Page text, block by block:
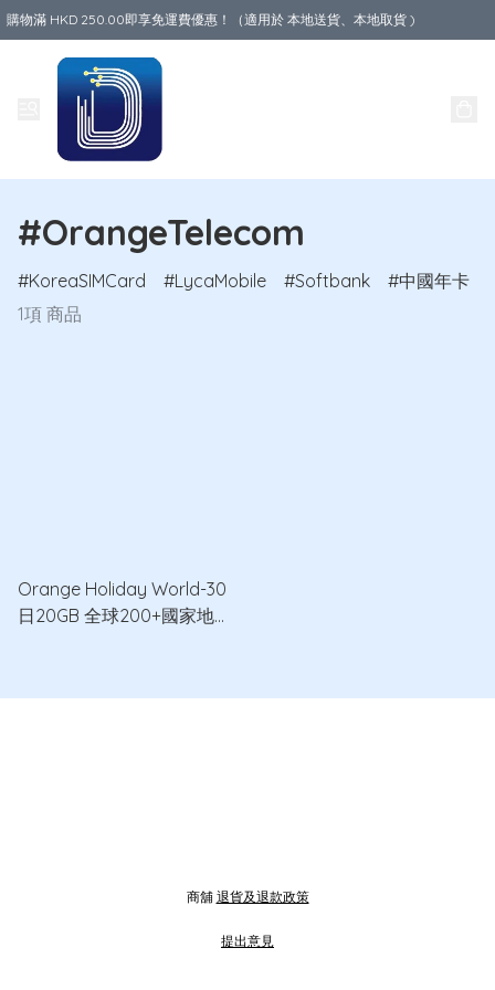
購物滿 HKD 250.00即享免運費優惠！（適用於 本地送貨、本地取貨 )
#OrangeTelecom
KoreaSIMCard LycaMobile Softbank
中國年卡
1項 商品
Orange Holiday World-30
日20GB 全球200+國家地區
商舖 退貨及退款政策
提出意見